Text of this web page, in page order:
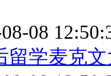
08
留学麦克